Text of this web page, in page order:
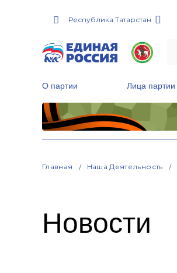
Республика Татарстан
О партии Лица партии
Главная Наша Деятельность
Новости